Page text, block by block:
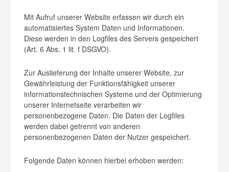
Mit Aufruf unserer Website erfassen wir durch ein
automatisiertes System Daten und Informationen.
Diese werden in den Logfiles des Servers gespeichert
(Art. 6 Abs. 1 lit. f DSGVO).
Zur Auslieferung der Inhalte unserer Website, zur
Gewährleistung der Funktionsfähigkeit unserer
informationstechnischen Systeme und der Optimierung
unserer Internetseite verarbeiten wir
personenbezogene Daten. Die Daten der Logfiles
werden dabei getrennt von anderen
personenbezogenen Daten der Nutzer gespeichert.
Folgende Daten können hierbei erhoben werden: